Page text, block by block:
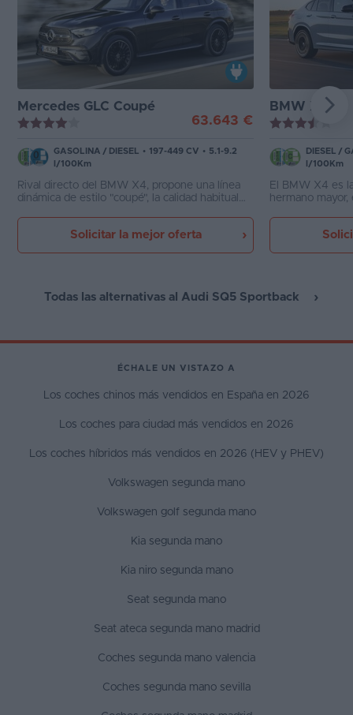
Mercedes GLC Coupé
63.643 €
GASOLINA / DIESEL • 197-449 CV • 5.1-9.2
l/100Km
Rival directo del BMW X4, propone una línea
dinámica de estilo "coupé", la calidad habitual
que la variante convencional. Puede tener
mucho equipamiento aunque para ello es
necesario invertir en opciones.
Solicitar la mejor oferta
BMW X4
DIESEL /
l/100Km
El BMW X4 es
hermano
cuyo punto
original. Es
necesariamente
Todas las alternativas al Audi SQ5 Sportback
ÉCHALE UN VISTAZO A
Los coches chinos más vendidos en España en 2026
Los coches para ciudad más vendidos en 2026
Los coches híbridos más vendidos en 2026 (HEV y PHEV)
Volkswagen segunda mano
Volkswagen golf segunda mano
Kia segunda mano
Kia niro segunda mano
Seat segunda mano
Seat ateca segunda mano madrid
Coches segunda mano valencia
Coches segunda mano sevilla